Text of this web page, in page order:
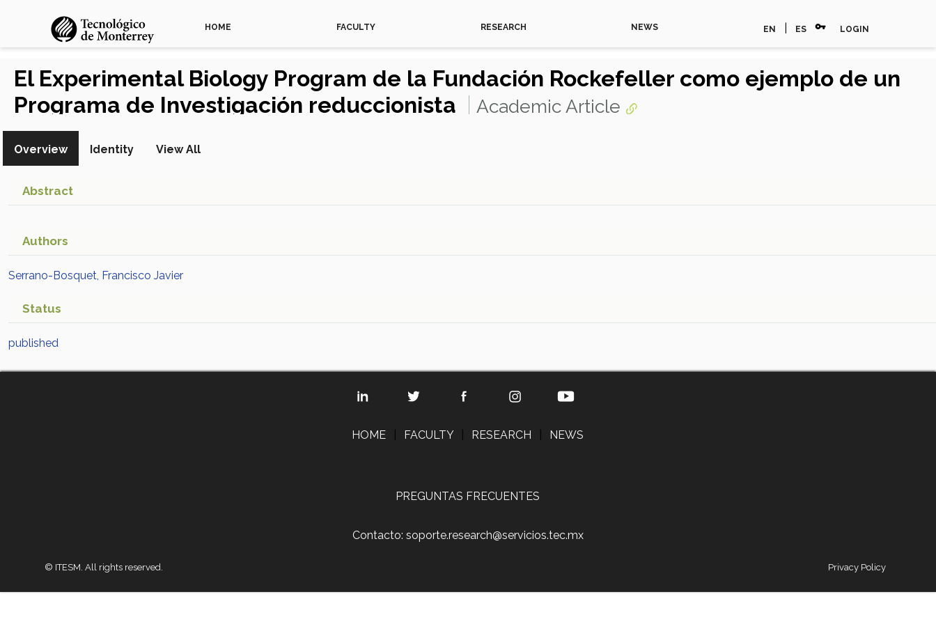
HOME FACULTY RESEARCH NEWS EN ES vpn_key LOGIN
El Experimental Biology Program de la Fundación Rockefeller como ejemplo de un
Programa de Investigación reduccionista
Academic Article
Overview Identity View All
Abstract
Authors
Serrano-Bosquet, Francisco Javier
Status
published
HOME FACULTY RESEARCH NEWS
PREGUNTAS FRECUENTES
Contacto: soporte.research@servicios.tec.mx
© ITESM. All rights reserved. Privacy Policy